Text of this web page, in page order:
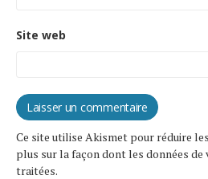
Site web
Ce site utilise Akismet pour réduire
plus sur la façon dont les données
traitées.